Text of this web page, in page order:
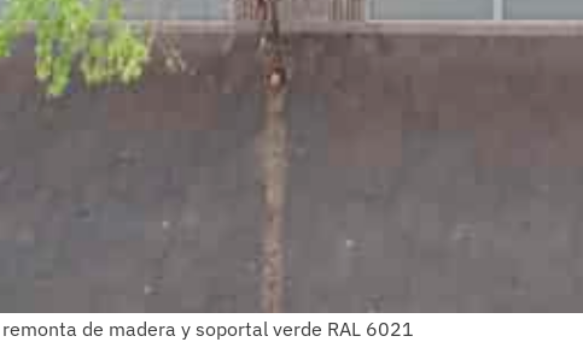
de madera y soportal verde RAL 6021